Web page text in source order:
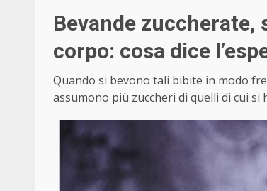
Bevande
corpo: cosa dice
Quando si bevono tali bibite in modo
assumono più zuccheri di quelli di cui si